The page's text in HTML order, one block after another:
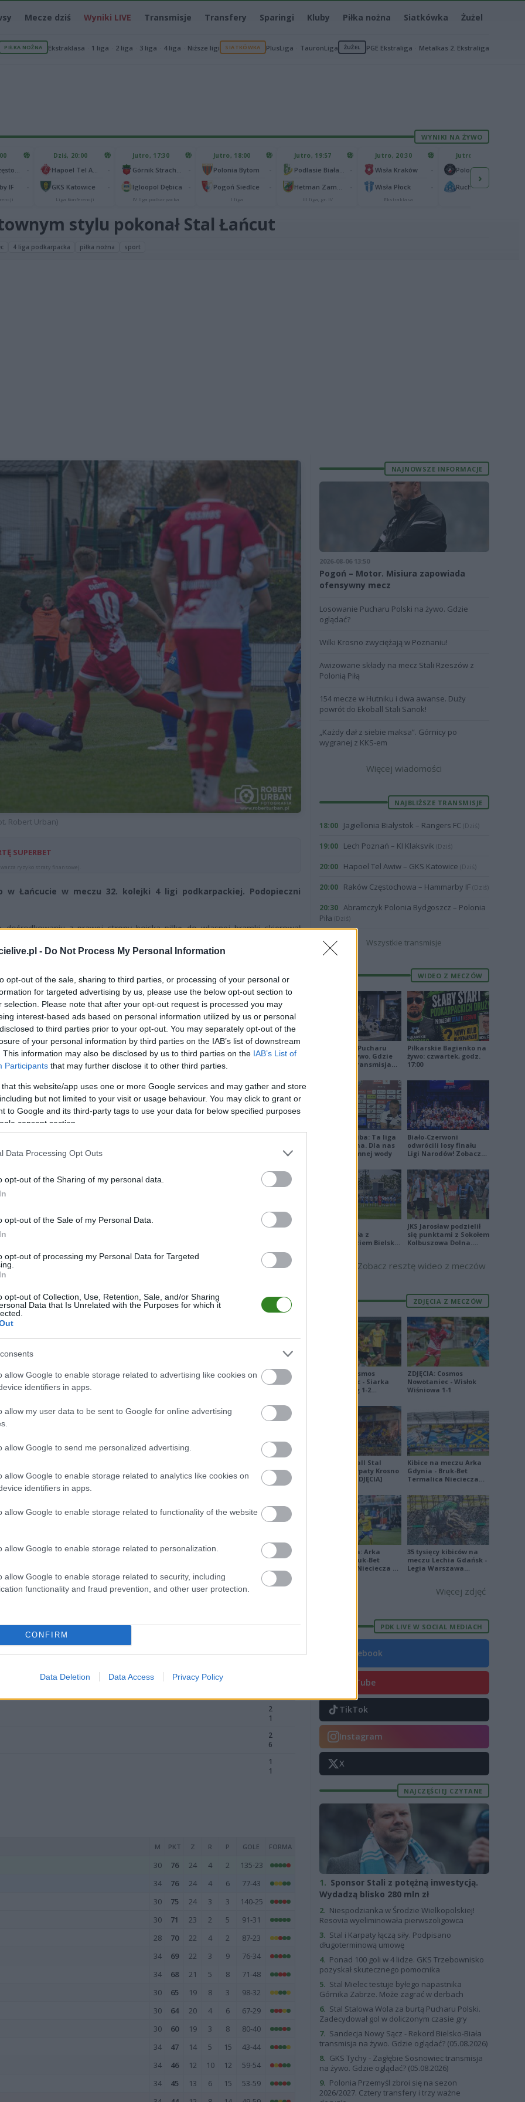
- Do Not Process My Personal Information
opt-out of the sale, sharing to third parties, or processing of your personal or
for targeted advertising by us, please use the below opt-out section to
selection. Please note that after your opt-out request is processed you may
interest-based ads based on personal information utilized by us or personal
to third parties prior to your opt-out. You may separately opt-out of the
of your personal information by third parties on the IAB’s list of downstream
This information may also be disclosed by us to third parties on the IAB’s List of
Participants that may further disclose it to other third parties.
that this website/app uses one or more Google services and may gather and store
but not limited to your visit or usage behaviour. You may click to grant or
to Google and its third-party tags to use your data for below specified purposes
consent section.
Data Processing Opt Outs
opt-out of the Sharing of my personal data.
opt-out of the Sale of my Personal Data.
opt-out of processing my Personal Data for Targeted
opt-out of Collection, Use, Retention, Sale, and/or Sharing
Data that Is Unrelated with the Purposes for which it
allow Google to enable storage related to advertising like cookies on
identifiers in apps.
allow my user data to be sent to Google for online advertising
allow Google to send me personalized advertising.
allow Google to enable storage related to analytics like cookies on
identifiers in apps.
allow Google to enable storage related to functionality of the website
allow Google to enable storage related to personalization.
allow Google to enable storage related to security, including
functionality and fraud prevention, and other user protection.
CONFIRM
Data Deletion Data Access Privacy Policy
Mecze dziś Wyniki LIVE Transmisje Transfery Sparingi Kluby Piłka nożna Siatkówka Żużel
PIŁKA NOŻNA Ekstraklasa 1 liga 2 liga 3 liga 4 liga Niższe ligi SIATKÓWKA PlusLiga TauronLiga ŻUŻEL PGE Ekstraliga Metalkas 2. Ekstraliga
WYNIKI NA ŻYWO
IF
Dziś, 20:00
GKS Katowice
Liga Konferencji
Jutro, 17:30
Igloopol Dębica
IV liga podkarpacka
Jutro, 18:00
Polonia Bytom
Pogoń Siedlce
I liga
Jutro, 19:57
III liga, gr. IV
Jutro, 20:30
Wisła Kraków
Wisła Płock
Ekstraklasa
Jutro, 20:30
Ruch Chorzów
›
stylu pokonał Stal Łańcut
4 liga podkarpacka piłka nożna sport
Robert Urban)
SUPERBET
ryzyko straty finansowej.
w Łańcucie w meczu 32. kolejki 4 ligi podkarpackiej. Podopieczni
z prawej strony boiska piłkę do własnej bramki skierował
pokonał Miłosza Lisowskiego.
wykorzystał prostopadłe podanie i uderzeniem po ziemi skierował piłkę do
kolejną okazję do podwyższenia prowadzenia.Jhonier Villamoro Becerra
jednak pod presją obrońcy uderzył niecelnie.
straty.Jakub Skupieńdośrodkował z prawej flanki, aWiktor Łuczykcelnym
na interwencję. Po pierwszej połowie przyjezdni prowadzili 3:1.
strzelecki. W 66. minucieSzymon Słyszdobił głową piłkę do pustej bramki
na 5:1 podwyższyłAndrii Yakovlev,który płaskim strzałem z pola karnego
Piątka, a ten zamknął wynik spotkania.
Łuczyk (71. Olszański), Więcek, Skupień (58. Stopyra) - Matofij, Piątek
Majewski (80. Kwolek), Kalemba (65. Kiełbasa), Khomchenko, Roslyakov,
NAJNOWSZE INFORMACJE
2026-08-06 13:50
Pogoń – Motor. Misiura zapowiada
ofensywny mecz
Losowanie Pucharu Polski na żywo. Gdzie
oglądać?
Wilki Krosno zwyciężają w Poznaniu!
Awizowane składy na mecz Stali Rzeszów z
Polonią Piłą
154 mecze w Hutniku i dwa awanse. Duży
powrót do Ekoball Stali Sanok!
„Każdy dał z siebie maksa”. Górnicy po
wygranej z KKS-em
Więcej wiadomości
NAJBLIŻSZE TRANSMISJE
18:00 Jagiellonia Białystok – Rangers FC (Dziś)
19:00 Lech Poznań – KI Klaksvik (Dziś)
20:00 Hapoel Tel Awiw – GKS Katowice (Dziś)
20:00 Raków Częstochowa – Hammarby IF (Dziś)
20:30 Abramczyk Polonia Bydgoszcz – Polonia
Piła (Dziś)
Wszystkie transmisje
WIDEO Z MECZÓW
Losowanie Pucharu
Polski na żywo. Gdzie
oglądać? Transmisja
Piłkarskie Bagienko na
żywo: czwartek, godz.
17:00
Damian Skiba: Ta liga
jest brutalna. Dla nas
to kubeł zimnej wody
Biało-Czerwoni
odwrócili losy finału
Ligi Narodów! Zobacz
zremisowała z
Podbeskidziem Bielsko-
JKS Jarosław podzielił
się punktami z Sokołem
Kolbuszowa Dolna.
Zobacz resztę wideo z meczów
ZDJĘCIA Z MECZÓW
ZDJĘCIA: Cosmos
Nowotaniec - Siarka
Tarnobrzeg 1-2
ZDJĘCIA: Cosmos
Nowotaniec - Wisłok
Wiśniowa 1-1
Derby Ekoball Stal
Sanok - Karpaty Krosno
na remis [ZDJĘCIA]
Kibice na meczu Arka
Gdynia - Bruk-Bet
Termalica Nieciecza
Ekstraklasa: Arka
Gdynia - Bruk-Bet
Termalica Nieciecza 2-
35 tysięcy kibiców na
meczu Lechia Gdańsk -
Legia Warszawa
Więcej zdjęć
PDK LIVE W SOCIAL MEDIACH
Facebook
YouTube
TikTok
Instagram
X
NAJCZĘŚCIEJ CZYTANE
1. Sponsor Stali z potężną inwestycją.
Wydadzą blisko 280 mln zł
2. Niespodzianka w Środzie Wielkopolskiej!
Resovia wyeliminowała pierwszoligowca
3. Stal i Karpaty łączą siły. Podpisano
długoterminową umowę
4. Ponad 100 goli w 4 lidze. GKS Trzebownisko
pozyskał skutecznego pomocnika
5. Stal Mielec testuje byłego napastnika
Górnika Zabrze. Może zagrać w derbach
6. Stal Stalowa Wola za burtą Pucharu Polski.
Zadecydował gol w doliczonym czasie gry
7. Sandecja Nowy Sącz - Rekord Bielsko-Biała
transmisja na żywo. Gdzie oglądać? (05.08.2026)
8. GKS Tychy - Zagłębie Sosnowiec transmisja
na żywo. Gdzie oglądać? (05.08.2026)
9. Polonia Przemyśl zbroi się na sezon
2026/2027. Cztery transfery i trzy ważne